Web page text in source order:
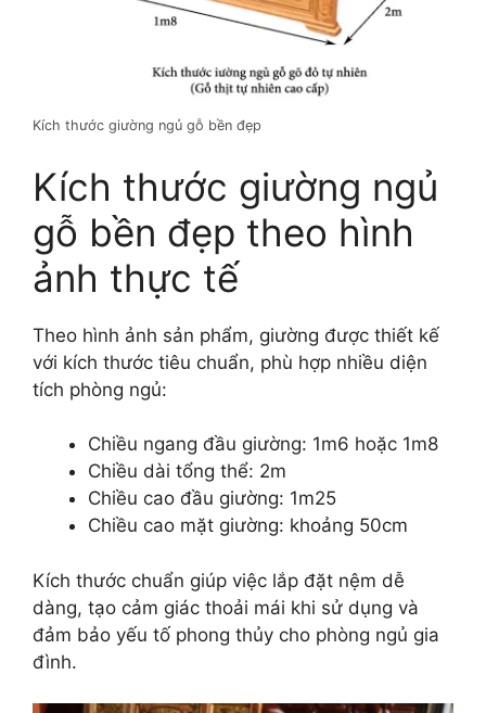
Kích thước giường ngủ gỗ bền đẹp
Kích thước giường ngủ
gỗ bền đẹp theo hình
ảnh thực tế
Theo hình ảnh sản phẩm, giường được thiết kế
với kích thước tiêu chuẩn, phù hợp nhiều diện
tích phòng ngủ:
Chiều ngang đầu giường: 1m6 hoặc 1m8
Chiều dài tổng thể: 2m
Chiều cao đầu giường: 1m25
Chiều cao mặt giường: khoảng 50cm
Kích thước chuẩn giúp việc lắp đặt nệm dễ
dàng, tạo cảm giác thoải mái khi sử dụng và
đảm bảo yếu tố phong thủy cho phòng ngủ gia
đình.